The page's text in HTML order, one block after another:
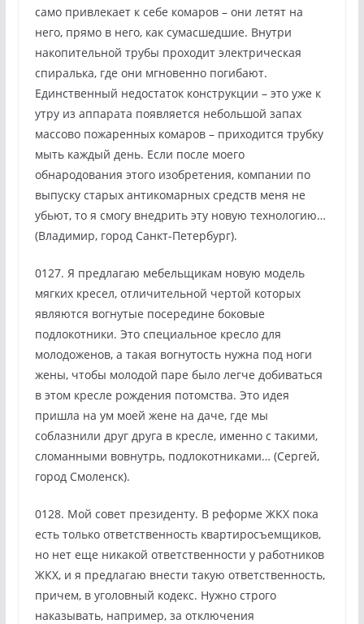
само привлекает к себе комаров – они летят на
него, прямо в него, как сумасшедшие. Внутри
накопительной трубы проходит электрическая
спиралька, где они мгновенно погибают.
Единственный недостаток конструкции – это уже к
утру из аппарата появляется небольшой запах
массово пожаренных комаров – приходится трубку
мыть каждый день. Если после моего
обнародования этого изобретения, компании по
выпуску старых антикомарных средств меня не
убьют, то я смогу внедрить эту новую технологию…
(Владимир, город Санкт-Петербург).
0127. Я предлагаю мебельщикам новую модель
мягких кресел, отличительной чертой которых
являются вогнутые посередине боковые
подлокотники. Это специальное кресло для
молодоженов, а такая вогнутость нужна под ноги
жены, чтобы молодой паре было легче добиваться
в этом кресле рождения потомства. Это идея
пришла на ум моей жене на даче, где мы
соблазнили друг друга в кресле, именно с такими,
сломанными вовнутрь, подлокотниками… (Сергей,
город Смоленск).
0128. Мой совет президенту. В реформе ЖКХ пока
есть только ответственность квартиросъемщиков,
но нет еще никакой ответственности у работников
ЖКХ, и я предлагаю внести такую ответственность,
причем, в уголовный кодекс. Нужно строго
наказывать, например, за отключения